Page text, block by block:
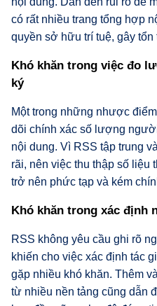
có rất nhiều trang tổng hợp
quyền sở hữu trí tuệ, gây
Khó khăn trong việc đo
ký
Một trong những nhược
dõi chính xác số lượng
nội dung. Vì RSS tập trung
rãi, nên việc thu thập số liệu
trở nên phức tạp và kém
Khó khăn trong xác định
RSS không yêu cầu ghi rõ
khiến cho việc xác định tác
gặp nhiều khó khăn. Thêm
từ nhiều nền tảng cũng dẫn